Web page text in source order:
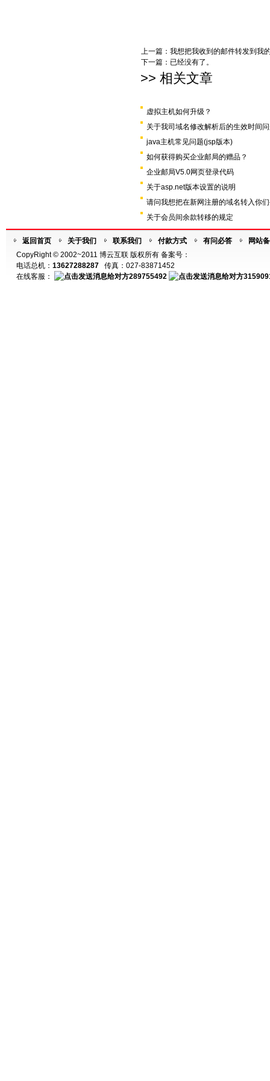
上一篇： 我想把我收到的邮件转发到我
下一篇：已经没有了。
>> 相关文章
虚拟主机如何升级？
关于我司域名修改解析后的生效时间
java主机常见问题(jsp版本)
如何获得购买企业邮局的赠品？
企业邮局V5.0网页登录代码
关于asp.net版本设置的说明
请问我想把在新网注册的域名转入你
关于会员间余款转移的规定
返回首页 关于我们 联系我们 付款方式 有问必答
网站
CopyRight © 2002~2011 博云互联 版权所有 备案号：
电话总机： 13627288287 传真：027-83871452
在线客服：
289755492